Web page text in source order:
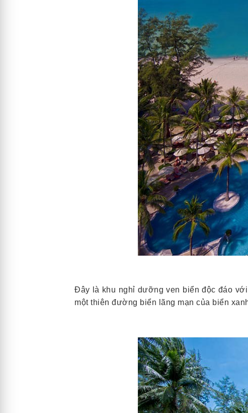
Đây là khu nghỉ dưỡng ven biển độc đáo
một thiên đường biển lãng mạn của biển